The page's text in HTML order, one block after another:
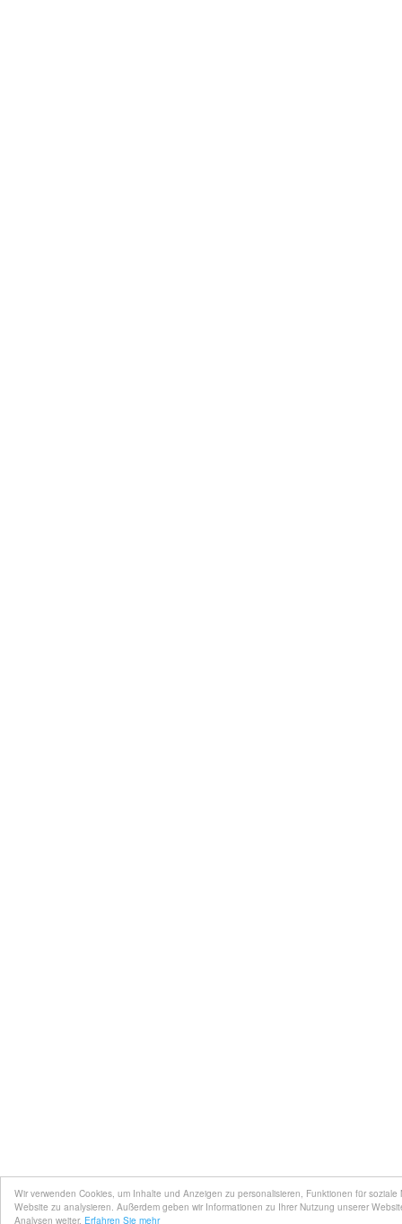
Wir verwenden Cookies, um Inhalte und Anzeigen zu personalisieren, Funktionen für
Website zu analysieren. Außerdem geben wir Informationen zu Ihrer Nutzung unserer
Analysen weiter. Erfahren Sie mehr